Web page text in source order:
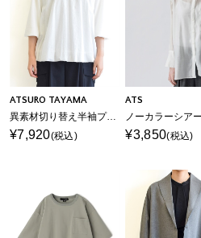
ATSURO TAYAMA
異素材切り替え半袖プルオーバー
¥7,920(税込)
ATS
¥3,850(税込)